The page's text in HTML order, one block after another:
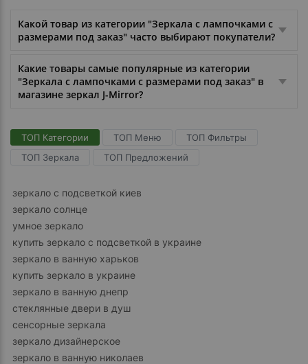
Какой товар из категории "Зеркала с лампочками с
размерами под заказ" часто выбирают покупатели?
Какие товары самые популярные из категории
"Зеркала с лампочками с размерами под заказ" в
магазине зеркал J-Mirror?
ТОП Категории ТОП Меню
ТОП Фильтры
ТОП Зеркала
ТОП Предложений
зеркало с подсветкой киев
зеркало солнце
умное зеркало
купить зеркало с подсветкой в украине
зеркало в ванную харьков
купить зеркало в украине
зеркало в ванную днепр
стеклянные двери в душ
сенсорные зеркала
зеркало дизайнерское
зеркало в ванную николаев